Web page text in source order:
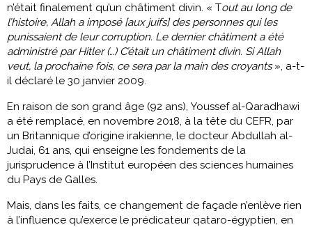
n’était finalement qu’un châtiment divin. « Tout au long de
l’histoire, Allah a imposé [aux juifs] des personnes qui les
punissaient de leur corruption. Le dernier châtiment a été
administré par Hitler (…) C’était un châtiment divin. Si Allah
veut, la prochaine fois, ce sera par la main des croyants», a-t-
il déclaré le 30 janvier 2009.
En raison de son grand âge (92 ans), Youssef al-Qaradhawi
a été remplacé, en novembre 2018, à la tête du CEFR, par
un Britannique d’origine irakienne, le docteur Abdullah al-
Judai, 61 ans, qui enseigne les fondements de la
jurisprudence à l’Institut européen des sciences humaines
du Pays de Galles.
Mais, dans les faits, ce changement de façade n’enlève rien
à l’influence qu’exerce le prédicateur qataro-égyptien, en